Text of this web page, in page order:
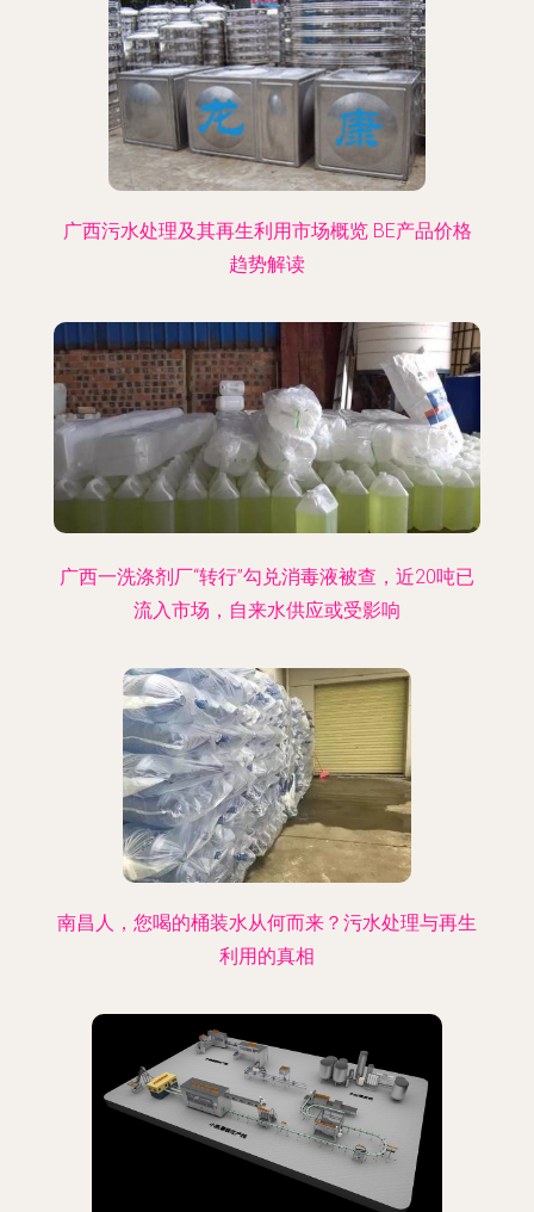
广西污水处理及其再生利用市场概览 BE产品价格
趋势解读
广西一洗涤剂厂“转行”勾兑消毒液被查，近20吨已
流入市场，自来水供应或受影响
南昌人，您喝的桶装水从何而来？污水处理与再生
利用的真相